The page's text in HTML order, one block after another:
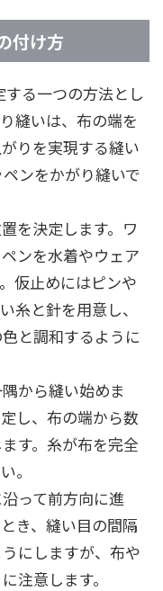
付け方
る一つの方法とし
縫いは、布の端を
りを実現する縫い
ンをかがり縫いで
を決定します。ワ
ンを水着やウェア
仮止めにはピンや
糸と針を用意し、
と調和するように
から縫い始めま
し、布の端から数
す。糸が布を完全
。
って前方向に進
き、縫い目の間隔
にしますが、布や
注意します。